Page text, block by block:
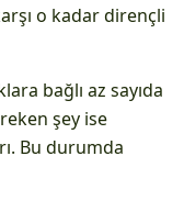
o kadar dirençli
bağlı az sayıda
şey ise
Bu durumda